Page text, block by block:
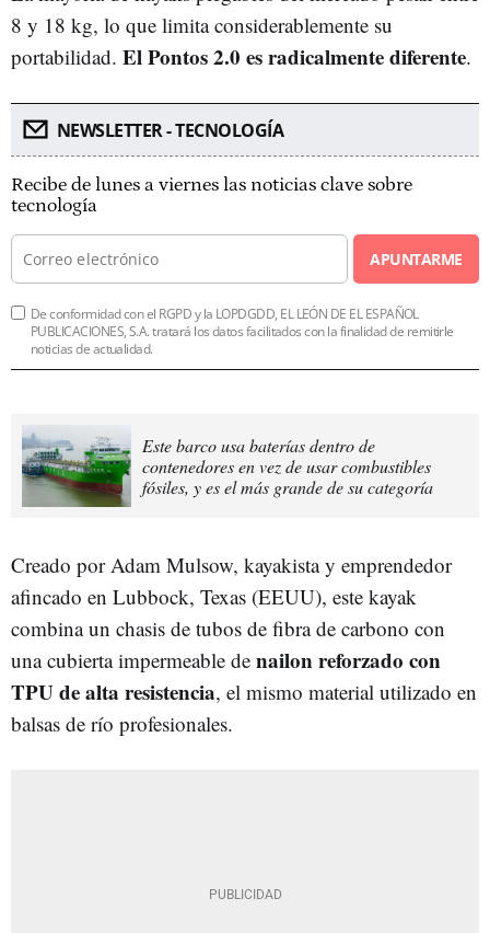
8 y 18 kg, lo que limita considerablemente su
portabilidad. El Pontos 2.0 es radicalmente diferente.
NEWSLETTER - TECNOLOGÍA
Recibe de lunes a viernes las noticias clave sobre
tecnología
APUNTARME
De conformidad con el RGPD y la LOPDGDD, EL LEÓN DE EL ESPAÑOL
PUBLICACIONES, S.A. tratará los datos facilitados con la finalidad de remitirle
noticias de actualidad.
Este barco usa baterías dentro de
contenedores en vez de usar combustibles
fósiles, y es el más grande de su categoría
Creado por Adam Mulsow, kayakista y emprendedor
afincado en Lubbock, Texas (EEUU), este kayak
combina un chasis de tubos de fibra de carbono con
una cubierta impermeable de nailon reforzado con
TPU de alta resistencia, el mismo material utilizado en
balsas de río profesionales.